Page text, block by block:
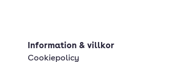
Information & villkor
Cookiepolicy